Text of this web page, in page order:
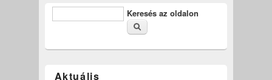
Keresés űrlapKeresés az oldalon
Aktuális